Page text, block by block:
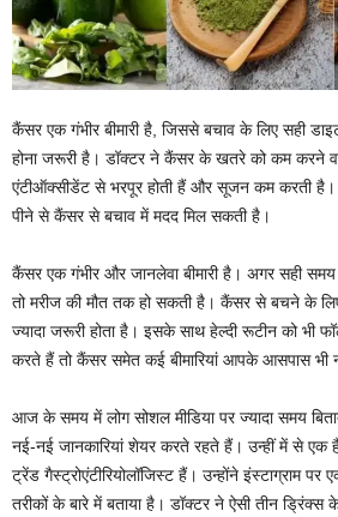
कैंसर एक गंभीर बीमारी है, जिससे बचाव के लिए सही
होना जरूरी है। डॉक्‍टर ने कैंसर के खतरे को कम करने
एंटीऑक्सीडेंट से भरपूर होती हैं और सूजन कम करती है।
पीने से कैंसर से बचाव में मदद मिल सकती है।
कैंसर एक गंभीर और जानलेवा बीमारी है। अगर सही
तो मरीज की मौत तक हो सकती है। कैंसर से बचने के
ज्‍यादा जरूरी होता है। इसके साथ हेल्‍दी रूटीन को भी
करते हैं तो कैंसर समेत कई बीमार‍ियां आपके आसपास भी
आज के समय में लोग सोशल मीड‍िया पर ज्‍यादा समय
नई-नई जानकार‍ियां शेयर करते रहते हैं। उन्‍हीं में से एक हैं
ट्रेंड गैस्ट्रोएंटीरियोलॉजिस्ट हैं। उन्‍होंने इंस्‍टाग्राम
तरीकों के बारे में बताया है। डॉक्‍टर ने ऐसी तीन ड्रि‍ंक्‍स